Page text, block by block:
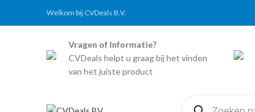
Welkom bij CVDeals B.V.
Vragen of Informatie?
CVDeals helpt u graag bij het vinden
van het juiste product
zoeken